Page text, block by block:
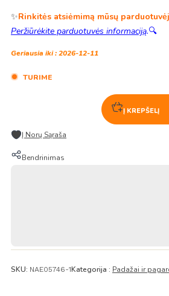
✨Rinkitės atsiėmimą mūsų
Peržiūrėkite parduotuvės informaciją.🔍
Geriausia iki : 2026-12-11
TURIME
Į KREPŠELĮ
Į Norų Sąraša
Bendrinimas
SKU: NAE05746-1Kategorija : Padažai ir